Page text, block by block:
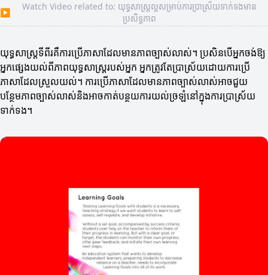
▶
Watch Video related to: យុទ្ធសាស្ត្រល្អសម្រាប់ការប្រាស្រ័យទាក់ទងមាន
ប្រសិទ្ធភាព
យុទ្ធសាស្ត្រទីពីរគឺការប្រើភាសាដែលមានភាពច្បាស់លាស់។ ប្រសិនបើអ្នកចង់ឱ្យ
អ្នកផ្សេងយល់ពីភាពយុទ្ធសាស្ត្ររបស់អ្នក អ្នកត្រូវតែប្រាស្រ័យដោយការប្រើ
ភាសាដែលស្រួលយល់។ ការប្រើភាសាដែលមានភាពច្បាស់លាស់អាចជួយ
បន្ថែមភាពច្បាស់លាស់និងអាចកាត់បន្ថយការយល់ច្រឡំនៅក្នុងការប្រាស្រ័យ
ទាក់ទង។